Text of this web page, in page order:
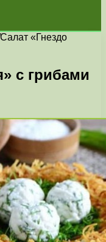
Салат «Гнездо
с грибами